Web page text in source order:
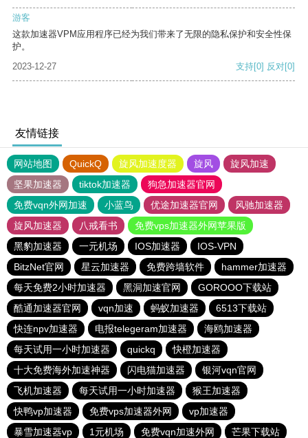
游客
这款加速器VPM应用程序已经为我们带来了无限的隐私保护和安全性保
护。
2023-12-27
支持[0] 反对[0]
友情链接
网站地图 QuickQ 旋风加速度器 旋风
旋风加速
坚果加速器
tiktok加速器
狗急加速器官网
免费vqn外网加速
小蓝鸟 优途加速器官网
风驰加速器
旋风加速器
八戒看书
免费vps加速器外网苹果版
黑豹加速器
一元机场 IOS加速器
IOS-VPN
BitzNet官网
星云加速器 免费跨墙软件
hammer加速器
每天免费2小时加速器
黑洞加速官网
GOROOO下载站
酷通加速器官网
vqn加速 蚂蚁加速器
6513下载站
快连npv加速器
电报telegeram加速器
海鸥加速器
每天试用一小时加速器
quickq
快橙加速器
十大免费海外加速神器
闪电猫加速器
银河vqn官网
飞机加速器
每天试用一小时加速器
猴王加速器
快鸭vp加速器
免费vps加速器外网
vp加速器
暴雪加速器vp
1元机场 免费vqn加速外网 芒果下载站